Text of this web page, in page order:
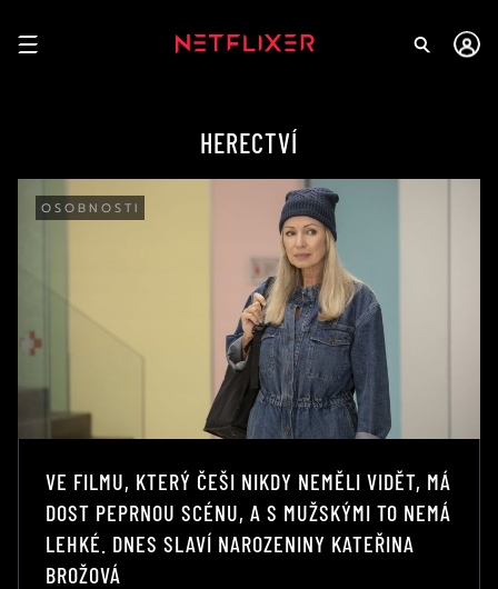
HERECTVÍ
OSOBNOSTI
VE FILMU, KTERÝ ČEŠI NIKDY NEMĚLI VIDĚT, MÁ
DOST PEPRNOU SCÉNU, A S MUŽSKÝMI TO NEMÁ
LEHKÉ. DNES SLAVÍ NAROZENINY KATEŘINA
BROŽOVÁ